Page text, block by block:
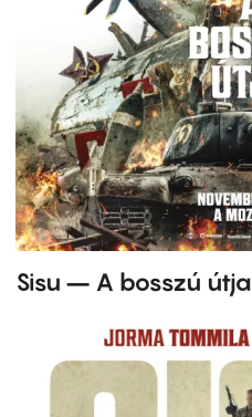
Sisu – A bosszú útja